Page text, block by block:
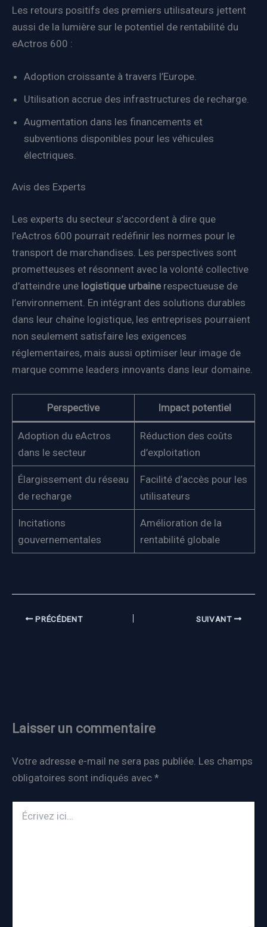
Les retours positifs des premiers utilisateurs jettent
aussi de la lumière sur le potentiel de rentabilité du
eActros 600 :
Adoption croissante à travers l’Europe.
Utilisation accrue des infrastructures de recharge.
Augmentation dans les financements et
subventions disponibles pour les véhicules
électriques.
Avis des Experts
Les experts du secteur s’accordent à dire que
l’eActros 600 pourrait redéfinir les normes pour le
transport de marchandises. Les perspectives sont
prometteuses et résonnent avec la volonté collective
d’atteindre une logistique urbainerespectueuse de
l’environnement. En intégrant des solutions durables
dans leur chaîne logistique, les entreprises pourraient
non seulement satisfaire les exigences
réglementaires, mais aussi optimiser leur image de
marque comme leaders innovants dans leur domaine.
Perspective Impact potentiel
Adoption du eActros
dans le secteur
Réduction des coûts
d’exploitation
Élargissement du réseau
de recharge
Facilité d’accès pour les
utilisateurs
Incitations
gouvernementales
Amélioration de la
rentabilité globale
PRÉCÉDENT SUIVANT
Laisser un commentaire
Votre adresse e-mail ne sera pas publiée. Les champs
obligatoires sont indiqués avec *
ici…